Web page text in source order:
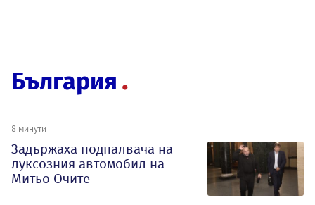
България
8 минути
Задържаха подпалвача на
луксозния автомобил на
Митьо Очите